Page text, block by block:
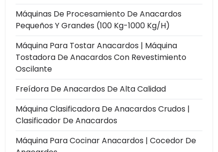
Máquinas De Procesamiento De Anacardos
Pequeños Y Grandes (100 Kg-1000 Kg/h)
Máquina Para Tostar Anacardos | Máquina
Tostadora De Anacardos Con Revestimiento
Oscilante
Freídora De Anacardos De Alta Calidad
Máquina Clasificadora De Anacardos Crudos |
Clasificador De Anacardos
Máquina Para Cocinar Anacardos | Cocedor De